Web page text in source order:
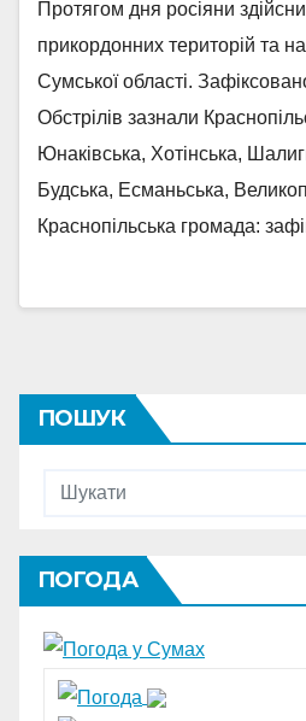
Протягом дня росіяни
прикордонних територій та
Сумської області.
Обстрілів зазнали
Юнаківська, Хотінська,
Будська, Есманьська,
Краснопільська громада:
ПОШУК
ПОГОДА